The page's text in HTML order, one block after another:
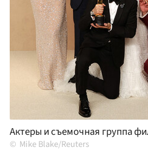
Актеры и съемочная группа
Mike Blake/Reuters